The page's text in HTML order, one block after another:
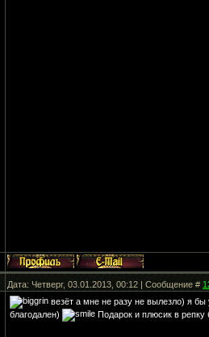
Дата: Четверг, 03.01.2013, 00:12 | Сообщение #
везёт а мне не разу не вылезло) я
благодален)
Подарок и плюсик в репку